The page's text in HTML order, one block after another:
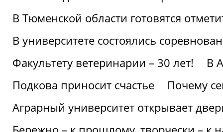
В Тюменской области готовятся
В университете состоялись
Факультету ветеринарии – 30 лет!
В
Подкова приносит счастье
Почему
Аграрный университет открывает